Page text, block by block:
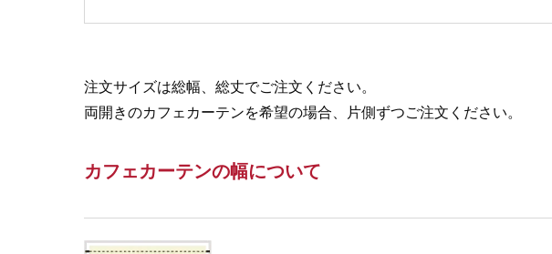
注文サイズは総幅、総丈でご注文ください。
両開きのカフェカーテンを希望の場合、片側ずつご注文ください。
カフェカーテンの幅について